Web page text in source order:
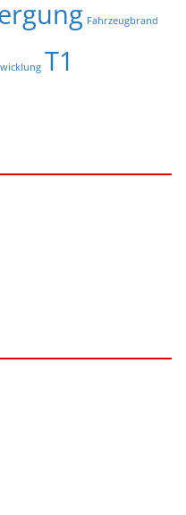
Fahrzeugbrand
T1